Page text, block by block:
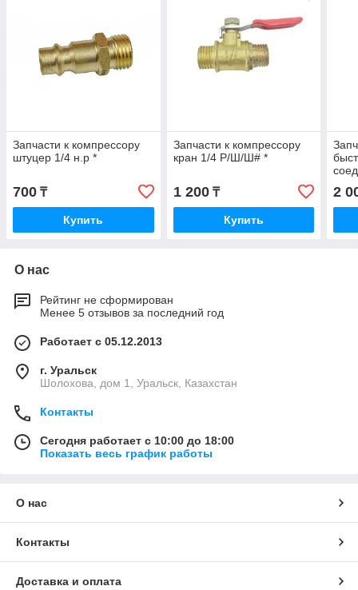
Запчасти к компрессору
штуцер 1/4 н.р *
700 ₸
Купить
Запчасти к компрессору
кран 1/4 Р/Ш/Ш# *
1 200₸
Купить
2
О нас
Рейтинг не сформирован
Менее 5 отзывов за последний год
Работает с 05.12.2013
г. Уральск
Шолохова, дом 1, Уральск, Казахстан
Контакты
Сегодня работает с 10:00 до 18:00
Показать весь график работы
О нас
Контакты
Доставка и оплата